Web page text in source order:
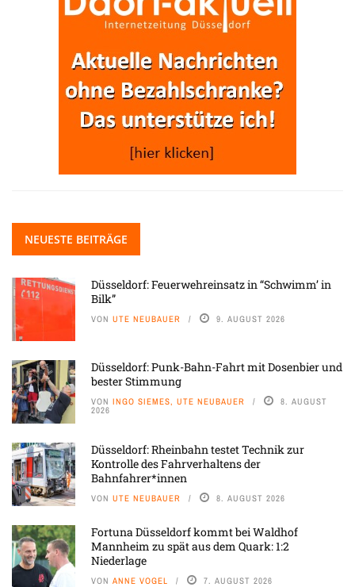
NEUESTE BEITRÄGE
Düsseldorf: Feuerwehreinsatz in “Schwimm’ in
Bilk”
VON UTE NEUBAUER 9. AUGUST 2026
Düsseldorf: Punk-Bahn-Fahrt mit Dosenbier und
bester Stimmung
VON INGO SIEMES, UTE NEUBAUER 8. AUGUST
2026
Düsseldorf: Rheinbahn testet Technik zur
Kontrolle des Fahrverhaltens der
Bahnfahrer*innen
VON UTE NEUBAUER 8. AUGUST 2026
Fortuna Düsseldorf kommt bei Waldhof
Mannheim zu spät aus dem Quark: 1:2
Niederlage
VON ANNE VOGEL 7. AUGUST 2026